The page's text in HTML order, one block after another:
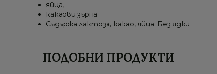
яйца,
какаови зърна
Съдържа лактоза, какао, яйца. Без ядки
ПОДОБНИ ПРОДУКТИ